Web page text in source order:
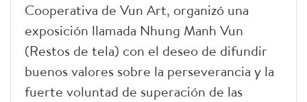
Cooperativa de Vun Art, organizó una
exposición llamada Nhung Manh Vun
(Restos de tela) con el deseo de difundir
buenos valores sobre la perseverancia y la
fuerte voluntad de superación de las